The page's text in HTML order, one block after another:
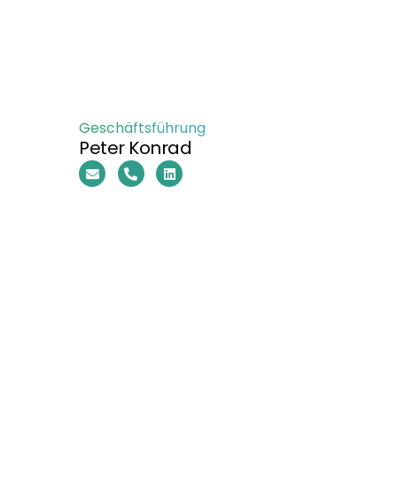
Geschäftsführung
Peter Konrad